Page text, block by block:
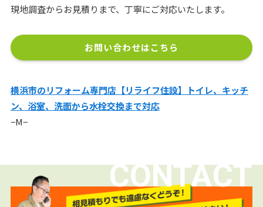
現地調査からお見積りまで、丁寧にご対応いたします。
お問い合わせはこちら
横浜市のリフォーム専門店【リライフ住設】トイレ、キッチ
ン、浴室、洗面から水栓交換まで対応
−M−
CONTACT